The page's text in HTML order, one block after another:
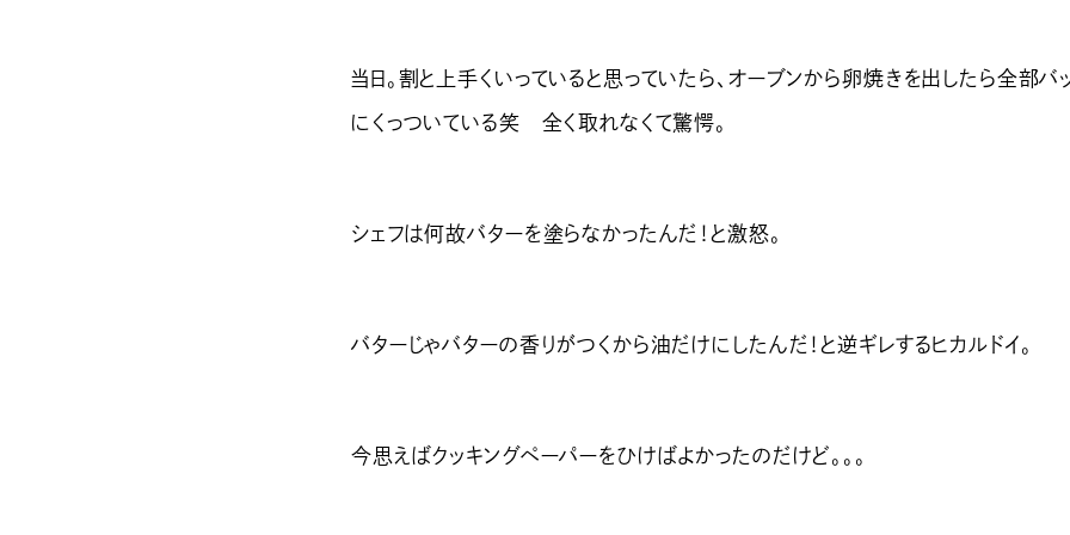
当日。割と上手くいっていると思っていたら、オーブンから卵焼きを出したら全部バ
にくっついている笑 全く取れなくて驚愕。
シェフは何故バターを塗らなかったんだ！と激怒。
バターじゃバターの香りがつくから油だけにしたんだ！と逆ギレするヒカルドイ。
今思えばクッキングペーパーをひけばよかったのだけど。。。